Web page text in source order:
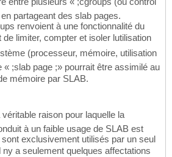
partageant des slab pages.
renvoient à une fonctionnalité du
limiter, compter et isoler lutilisation
(processeur, mémoire, utilisation
« ;slab page ;» pourrait être assimilé au
mémoire par SLAB.
véritable raison pour laquelle la
à un faible usage de SLAB est
exclusivement utilisés par un seul
a seulement quelques affectations